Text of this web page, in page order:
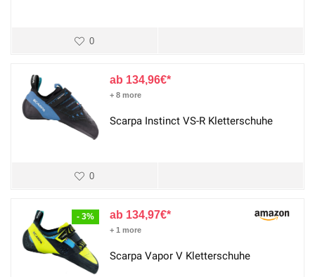
0
134,96€
+ 8 more
Scarpa Instinct VS-R Kletterschuhe
0
- 3% 134,97€
+ 1 more
Scarpa Vapor V Kletterschuhe